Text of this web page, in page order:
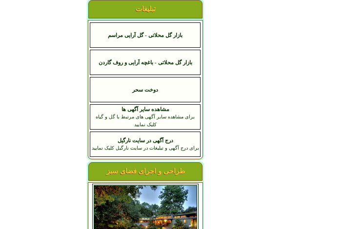
تبلیغات
بازار گل محلاتی - گل آرایی مراسم
بازار گل محلاتی - باغچه آرایی و روف گاردن
دوخت سحر
مشاهده سایر آگهی ها
برای مشاهده سایر آگهی های مرتبط با گل و گیاه
کلیک نمایید
درج آگهی در سایت نارگیل
برای درج آگهی و تبلیغات در سایت نارگیل کلیک نمایید
طراحی و اجرای فضای سبز